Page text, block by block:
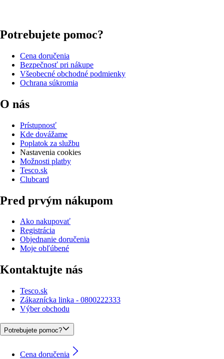
Potrebujete pomoc?
Cena doručenia
Bezpečnosť pri nákupe
Všeobecné obchodné podmienky
Ochrana súkromia
O nás
Prístupnosť
Kde dovážame
Poplatok za službu
Nastavenia cookies
Možnosti platby
Tesco.sk
Clubcard
Pred prvým nákupom
Ako nakupovať
Registrácia
Objednanie doručenia
Moje obľúbené
Kontaktujte nás
Tesco.sk
Zákaznícka linka - 0800222333
Výber obchodu
Potrebujete pomoc?
Cena doručenia